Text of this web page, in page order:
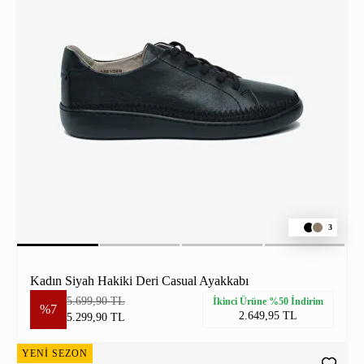
3
Kadın Siyah Hakiki Deri Casual Ayakkabı
%7
5.699,90 TL
5.299,90 TL
İkinci Ürüne %50 İndirim
2.649,95 TL
YENİ SEZON